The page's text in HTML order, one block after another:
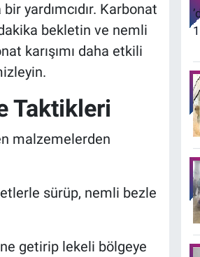
yardımcıdır. Karbonat
bekletin ve nemli
karışımı daha etkili
Taktikleri
malzemelerden
sürüp, nemli bezle
getirip lekeli bölgeye